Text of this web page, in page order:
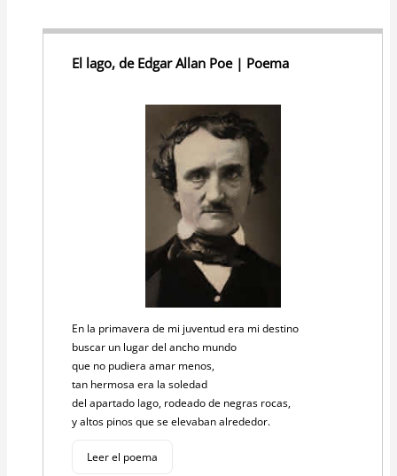
El lago, de Edgar Allan Poe | Poema
En la primavera de mi juventud era mi destino
buscar un lugar del ancho mundo
que no pudiera amar menos,
tan hermosa era la soledad
del apartado lago, rodeado de negras rocas,
y altos pinos que se elevaban alrededor.
Leer el poema